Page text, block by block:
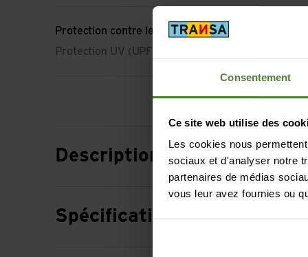
Consentement
Ce site web utilise des
Les cookies nous
sociaux et d'analyser notre
partenaires de médias
vous leur avez fournies ou
Protection contre les UV
Protection UV (UPF): UPF 40+
Description
Spécification